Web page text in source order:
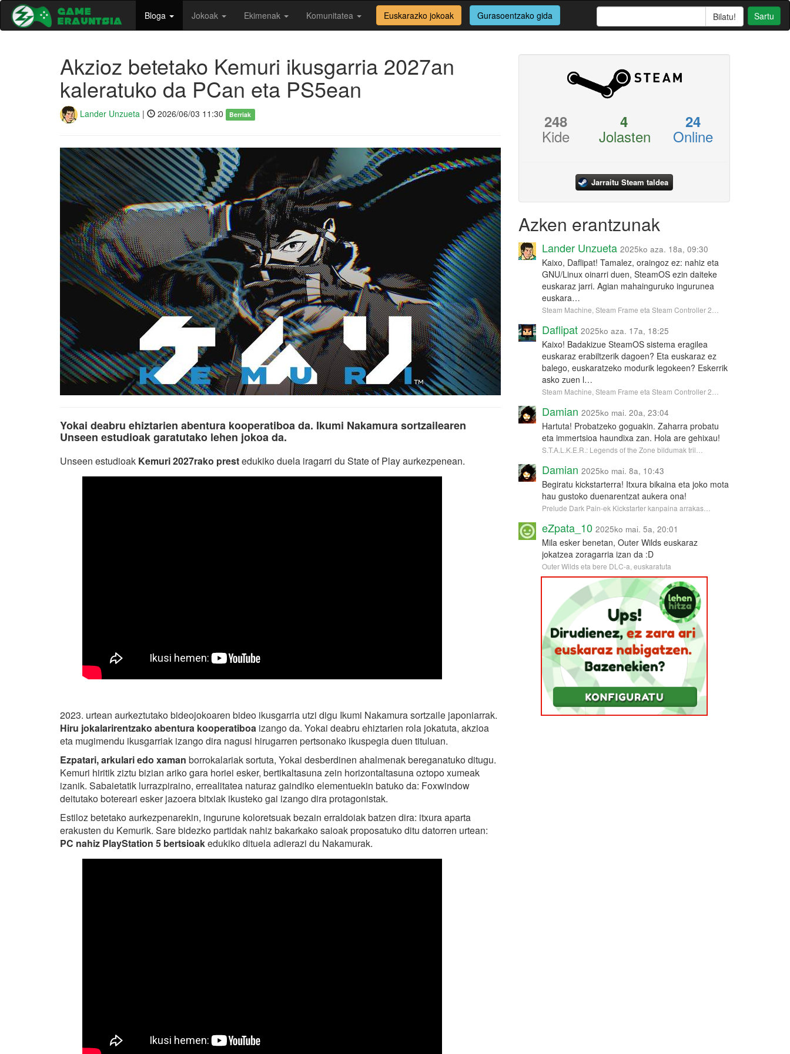
Bloga Jokoak Ekimenak Komunitatea Euskarazko jokoak Gurasoentzako gida Sartu
Akzioz betetako Kemuri ikusgarria 2027an
kaleratuko da PCan eta PS5ean
Lander Unzueta | 2026/06/03 11:30 Berriak
Yokai deabru ehiztarien abentura kooperatiboa da. Ikumi Nakamura sortzailearen
Unseen estudioak garatutako lehen jokoa da.
Unseen estudioak Kemuri 2027rako prestedukiko duela iragarri du State of Play aurkezpenean.
2023. urtean aurkeztutako bideojokoaren bideo ikusgarria utzi digu Ikumi Nakamura sortzaile japoniarrak.
Hiru jokalarirentzako abentura kooperatiboa izango da. Yokai deabru ehiztarien rola jokatuta, akzioa
eta mugimendu ikusgarriak izango dira nagusi hirugarren pertsonako ikuspegia duen tituluan.
Ezpatari, arkulari edo xaman borrokalariak sortuta, Yokai desberdinen ahalmenak bereganatuko ditugu.
Kemuri hiritik ziztu bizian ariko gara horiei esker, bertikaltasuna zein horizontaltasuna oztopo xumeak
izanik. Sabaietatik lurrazpiraino, errealitatea naturaz gaindiko elementuekin batuko da: Foxwindow
deitutako botereari esker jazoera bitxiak ikusteko gai izango dira protagonistak.
Estiloz betetako aurkezpenarekin, ingurune koloretsuak bezain erraldoiak batzen dira: itxura aparta
erakusten du Kemurik. Sare bidezko partidak nahiz bakarkako saioak proposatuko ditu datorren urtean:
PC nahiz PlayStation 5 bertsioakedukiko dituela adierazi du Nakamurak.
248
Kide
4
Jolasten
24
Online
Jarraitu Steam taldea
Azken erantzunak
Lander Unzueta 2025ko aza. 18a, 09:30
Kaixo, Daflipat! Tamalez, oraingoz ez: nahiz eta
GNU/Linux oinarri duen, SteamOS ezin daiteke
euskaraz jarri. Agian mahainguruko ingurunea
euskara…
Steam Machine, Steam Frame eta Steam Controller 2…
Daflipat 2025ko aza. 17a, 18:25
Kaixo! Badakizue SteamOS sistema eragilea
euskaraz erabiltzerik dagoen? Eta euskaraz ez
balego, euskaratzeko modurik legokeen? Eskerrik
asko zuen l…
Steam Machine, Steam Frame eta Steam Controller 2…
Damian 2025ko mai. 20a, 23:04
Hartuta! Probatzeko goguakin. Zaharra probatu
eta immertsioa haundixa zan. Hola are gehixau!
S.T.A.L.K.E.R.: Legends of the Zone bildumak tril…
Damian 2025ko mai. 8a, 10:43
Begiratu kickstarterra! Itxura bikaina eta joko mota
hau gustoko duenarentzat aukera ona!
Prelude Dark Pain-ek Kickstarter kanpaina arrakas…
eZpata_10 2025ko mai. 5a, 20:01
Mila esker benetan, Outer Wilds euskaraz
jokatzea zoragarria izan da :D
Outer Wilds eta bere DLC-a, euskaratuta